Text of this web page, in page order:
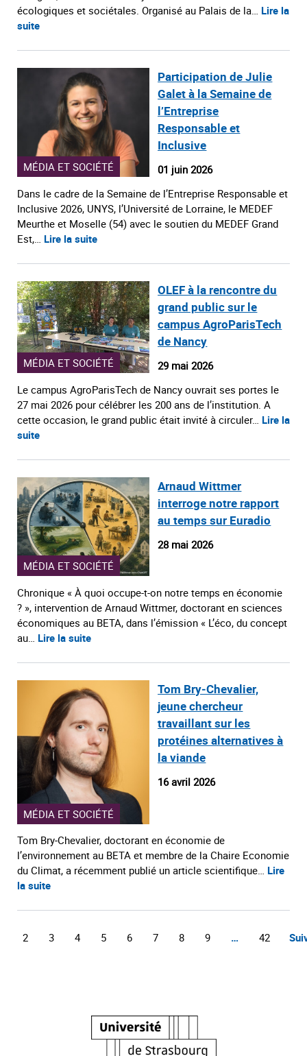
écologiques et sociétales. Organisé au Palais de la… Lire la
suite
MÉDIA ET SOCIÉTÉ
Participation de Julie
Galet à la Semaine de
l’Entreprise
Responsable et
Inclusive
01 juin 2026
Dans le cadre de la Semaine de l’Entreprise Responsable et
Inclusive 2026, UNYS, l’Université de Lorraine, le MEDEF
Meurthe et Moselle (54) avec le soutien du MEDEF Grand
Est,… Lire la suite
MÉDIA ET SOCIÉTÉ
OLEF à la rencontre du
grand public sur le
campus AgroParisTech
de Nancy
29 mai 2026
Le campus AgroParisTech de Nancy ouvrait ses portes le
27 mai 2026 pour célébrer les 200 ans de l’institution. A
cette occasion, le grand public était invité à circuler… Lire la
suite
MÉDIA ET SOCIÉTÉ
Arnaud Wittmer
interroge notre rapport
au temps sur Euradio
28 mai 2026
Chronique « À quoi occupe-t-on notre temps en économie
? », intervention de Arnaud Wittmer, doctorant en sciences
économiques au BETA, dans l’émission « L’éco, du concept
au… Lire la suite
MÉDIA ET SOCIÉTÉ
Tom Bry‑Chevalier,
jeune chercheur
travaillant sur les
protéines alternatives à
la viande
16 avril 2026
Tom Bry‑Chevalier, doctorant en économie de
l’environnement au BETA et membre de la Chaire Economie
du Climat, a récemment publié un article scientifique… Lire
la suite
2 3 4 5 6 7 8 9 … 42